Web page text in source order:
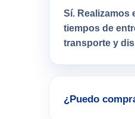
Sí. Realizamos
tiempos de
transporte y
¿Puedo